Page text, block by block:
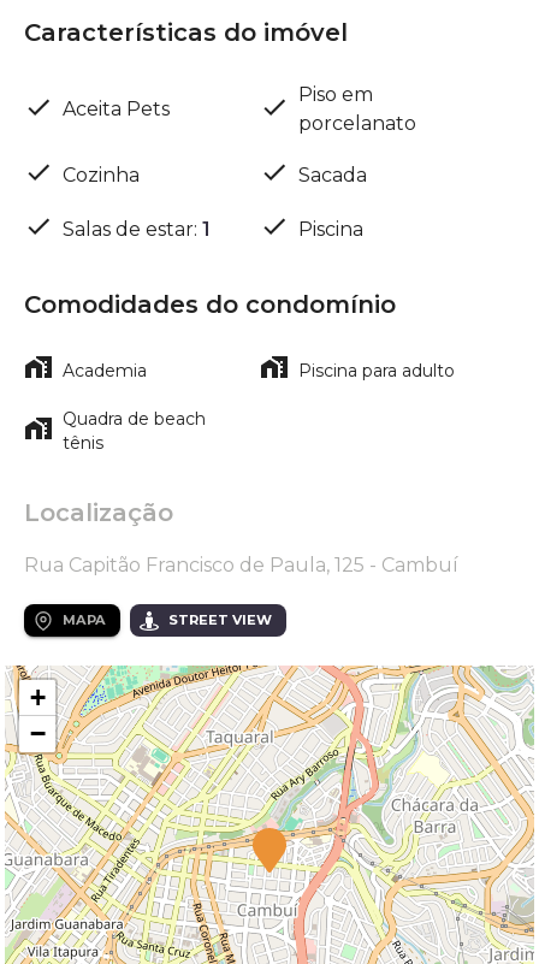
Características do imóvel
Aceita Pets
Piso em
porcelanato
Cozinha Sacada
Salas de estar: 1 Piscina
Comodidades do condomínio
Academia Piscina para adulto
Quadra de beach
tênis
Localização
Rua Capitão Francisco de Paula, 125 - Cambuí
MAPA STREET VIEW
+
−